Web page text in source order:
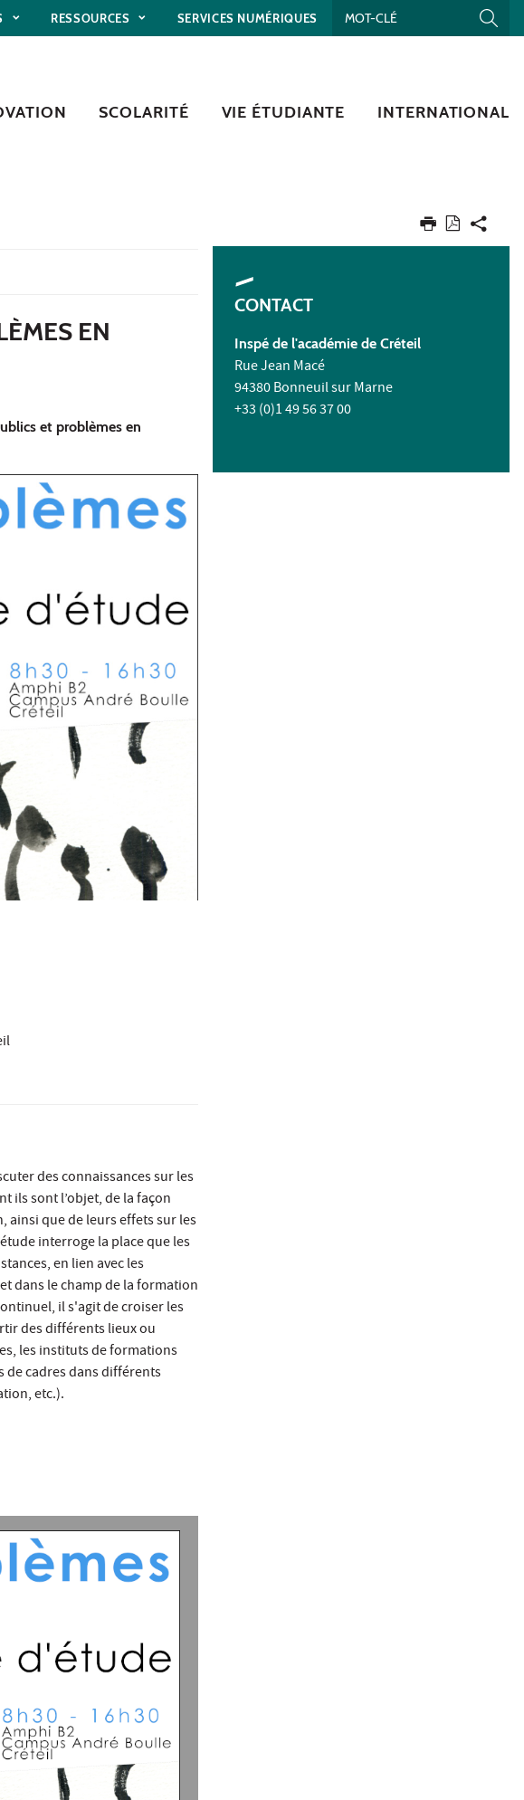
RESSOURCES SERVICES NUMÉRIQUES
SCOLARITÉ VIE ÉTUDIANTE INTERNATIONAL
EN
et problèmes en
des connaissances sur les
ils sont l’objet, de la façon
que de leurs effets sur les
interroge la place que les
en lien avec les
dans le champ de la formation
il s'agit de croiser les
des différents lieux ou
les instituts de formations
cadres dans différents
etc.).
CONTACT
Inspé de l'académie de Créteil
Rue Jean Macé
94380 Bonneuil sur Marne
+33 (0)1 49 56 37 00